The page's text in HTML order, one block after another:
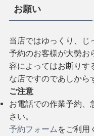
お願い
当店ではゆっくり、じ
予約のお客様が大勢お
容によってはお断りす
な店ですのであしから
ご注意
お電話での作業予約、
さい。
予約フォーム をご利用